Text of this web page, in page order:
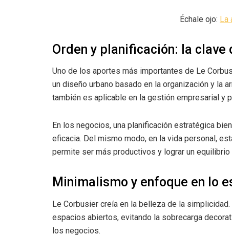
Échale ojo: La
Orden y planificación: la clave
Uno de los aportes más importantes de Le
un diseño urbano basado en la organización y la
también es aplicable en la gestión empresarial y
En los negocios, una planificación estratégica
eficacia. Del mismo modo, en la vida personal,
permite ser más productivos y lograr un
Minimalismo y enfoque en lo
Le Corbusier creía en la belleza de la
espacios abiertos, evitando la sobrecarga
los negocios.